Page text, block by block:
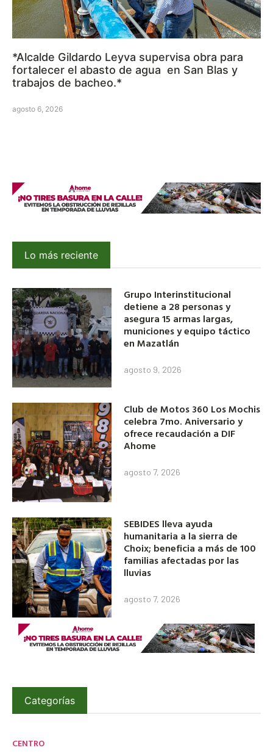
*Alcalde Gildardo Leyva supervisa obra para
fortalecer el abasto de agua en San Blas y
trabajos de bacheo.*
agosto 6, 2026
Lo más reciente
Grupo Interinstitucional
detiene a 28 personas y
asegura 15 armas largas,
municiones y equipo táctico
en Mazatlán
agosto 9, 2026
Club de Motos 360 Los Mochis
celebra 7mo. Aniversario y
ofrece recaudación a DIF
Ahome
agosto 7, 2026
SEBIDES lleva ayuda
humanitaria a la sierra de
Choix; beneficia a más de 100
familias afectadas por las
lluvias
agosto 7, 2026
Categorías
CENTRO